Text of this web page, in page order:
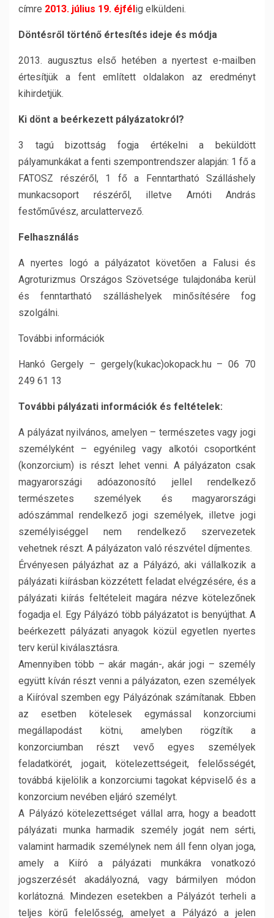
címre 2013. július 19. éjfélig elküldeni.
Döntésről történő értesítés ideje és módja
2013. augusztus első hetében a nyertest e-mailben
értesítjük a fent említett oldalakon az eredményt
kihirdetjük.
Ki dönt a beérkezett pályázatokról?
3 tagú bizottság fogja értékelni a beküldött
pályamunkákat a fenti szempontrendszer alapján: 1 fő a
FATOSZ részéről, 1 fő a Fenntartható Szálláshely
munkacsoport részéről, illetve Arnóti András
festőművész, arculattervező.
Felhasználás
A nyertes logó a pályázatot követően a Falusi és
Agroturizmus Országos Szövetsége tulajdonába kerül
és fenntartható szálláshelyek minősítésére fog
szolgálni.
További információk
Hankó Gergely – gergely(kukac)okopack.hu – 06 70
249 61 13
További pályázati információk és feltételek:
A pályázat nyilvános, amelyen – természetes vagy jogi
személyként – egyénileg vagy alkotói csoportként
(konzorcium) is részt lehet venni. A pályázaton csak
magyarországi adóazonosító jellel rendelkező
természetes személyek és magyarországi
adószámmal rendelkező jogi személyek, illetve jogi
személyiséggel nem rendelkező szervezetek
vehetnek részt. A pályázaton való részvétel díjmentes.
Érvényesen pályázhat az a Pályázó, aki vállalkozik a
pályázati kiírásban közzétett feladat elvégzésére, és a
pályázati kiírás feltételeit magára nézve kötelezőnek
fogadja el. Egy Pályázó több pályázatot is benyújthat. A
beérkezett pályázati anyagok közül egyetlen nyertes
terv kerül kiválasztásra.
Amennyiben több – akár magán-, akár jogi – személy
együtt kíván részt venni a pályázaton, ezen személyek
a Kiíróval szemben egy Pályázónak számítanak. Ebben
az esetben kötelesek egymással konzorciumi
megállapodást kötni, amelyben rögzítik a
konzorciumban részt vevő egyes személyek
feladatkörét, jogait, kötelezettségeit, felelősségét,
továbbá kijelölik a konzorciumi tagokat képviselő és a
konzorcium nevében eljáró személyt.
A Pályázó kötelezettséget vállal arra, hogy a beadott
pályázati munka harmadik személy jogát nem sérti,
valamint harmadik személynek nem áll fenn olyan joga,
amely a Kiíró a pályázati munkákra vonatkozó
jogszerzését akadályozná, vagy bármilyen módon
korlátozná. Mindezen esetekben a Pályázót terheli a
teljes körű felelősség, amelyet a Pályázó a jelen